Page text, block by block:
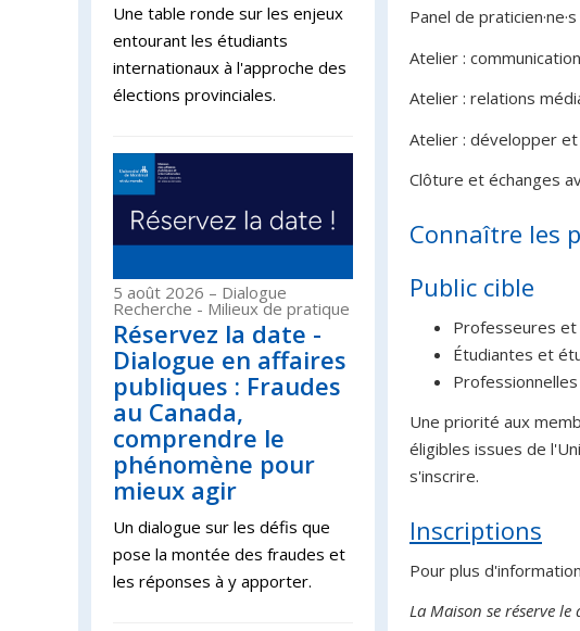
Panel de
Atelier :
Atelier : relations
Atelier : développer
Clôture et échanges
Connaître les
Public cible
Professeures
Étudiantes et
Une priorité aux
éligibles issues de
s'inscrire.
Inscriptions
Pour plus
La Maison se réserve
Une table ronde sur les enjeux
entourant les étudiants
internationaux à l'approche des
élections provinciales.
5 août 2026 – Dialogue
Recherche - Milieux de pratique
Réservez la date -
Dialogue en affaires
publiques : Fraudes
au Canada,
comprendre le
phénomène pour
mieux agir
Un dialogue sur les défis que
pose la montée des fraudes et
les réponses à y apporter.